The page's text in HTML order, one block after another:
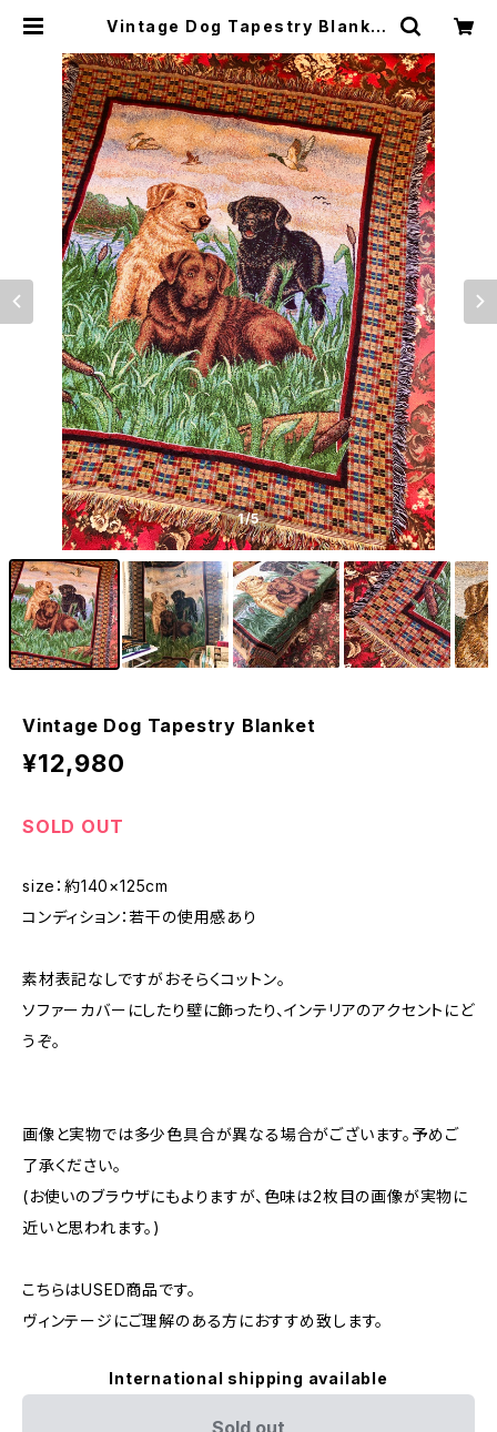
Vintage Dog Tapestry Blanket
1/5
Vintage Dog Tapestry Blanket
¥12,980
SOLD OUT
size：約140×125cm
コンディション：若干の使用感あり
素材表記なしですがおそらくコットン。
ソファーカバーにしたり壁に飾ったり、インテリアのアクセントにど
うぞ。
画像と実物では多少色具合が異なる場合がございます。予めご
了承ください。
(お使いのブラウザにもよりますが、色味は2枚目の画像が実物に
近いと思われます。)
こちらはUSED商品です。
ヴィンテージにご理解のある方におすすめ致します。
International shipping available
Sold out